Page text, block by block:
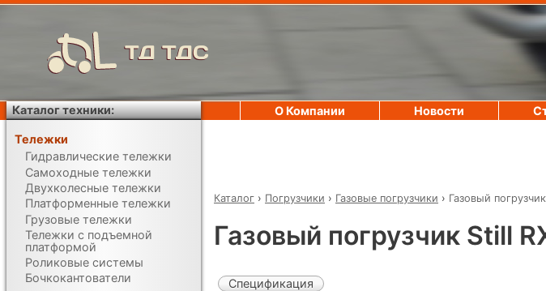
ТД ТДС
Каталог › Погрузчики › Газовые погрузчики › Газовый
Газовый погрузчик Still
Спецификация
О Компании Новости
Каталог техники:
Тележки
Гидравлические тележки
Самоходные тележки
Двухколесные тележки
Платформенные тележки
Грузовые тележки
Тележки с подъемной
платформой
Роликовые системы
Бочкокантователи